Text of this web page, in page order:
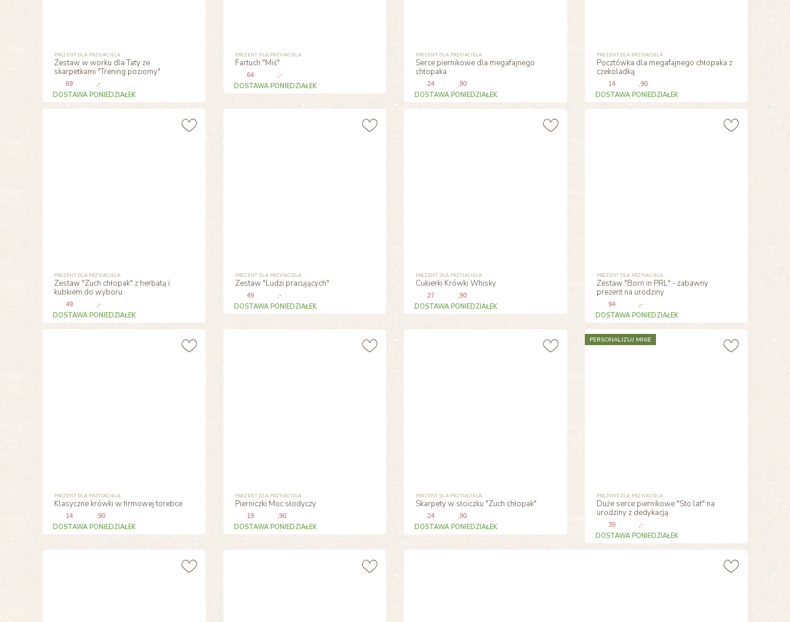
PREZENT DLA PRZYJACIELA
Zestaw w worku dla Taty ze
skarpetkami "Trening poziomy"
69 ,-
DOSTAWA PONIEDZIAŁEK
PREZENT DLA PRZYJACIELA
Fartuch "Miś"
64 ,-
DOSTAWA PONIEDZIAŁEK
PREZENT DLA PRZYJACIELA
Serce piernikowe dla megafajnego
chłopaka
24 ,90
DOSTAWA PONIEDZIAŁEK
PREZENT DLA PRZYJACIELA
Pocztówka dla megafajnego chłopaka z
czekoladką
14 ,90
DOSTAWA PONIEDZIAŁEK
PREZENT DLA PRZYJACIELA
Zestaw "Zuch chłopak" z herbatą i
kubkiem do wyboru
49 ,-
DOSTAWA PONIEDZIAŁEK
PREZENT DLA PRZYJACIELA
Zestaw "Ludzi pracujących"
49 ,-
DOSTAWA PONIEDZIAŁEK
PREZENT DLA PRZYJACIELA
Cukierki Krówki Whisky
27 ,90
DOSTAWA PONIEDZIAŁEK
PREZENT DLA PRZYJACIELA
Zestaw "Born in PRL" - zabawny
prezent na urodziny
94 ,-
DOSTAWA PONIEDZIAŁEK
PREZENT DLA PRZYJACIELA
Klasyczne krówki w firmowej torebce
14 ,90
DOSTAWA PONIEDZIAŁEK
PREZENT DLA PRZYJACIELA
Pierniczki Moc słodyczy
19 ,90
DOSTAWA PONIEDZIAŁEK
PREZENT DLA PRZYJACIELA
Skarpety w słoiczku "Zuch chłopak"
24 ,90
DOSTAWA PONIEDZIAŁEK
PREZENT DLA PRZYJACIELA
Duże serce piernikowe "Sto lat" na
urodziny z dedykacją
39 ,-
DOSTAWA PONIEDZIAŁEK
PERSONALIZUJ MNIE